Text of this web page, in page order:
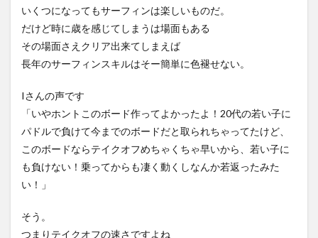
いくつになってもサーフィンは楽しいものだ。
だけど時に歳を感じてしまうは場面もある
その場面さえクリア出来てしまえば
長年のサーフィンスキルはそー簡単に色褪せない。
Iさんの声です
「いやホントこのボード作ってよかったよ！20代の若い子に
パドルで負けて今までのボードだと取られちゃってたけど、
このボードならテイクオフめちゃくちゃ早いから、若い子に
も負けない！乗ってからも凄く動くしなんか若返ったみた
い！」
そう。
つまりテイクオフの速さですよね